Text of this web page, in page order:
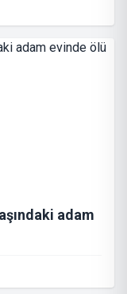
adam